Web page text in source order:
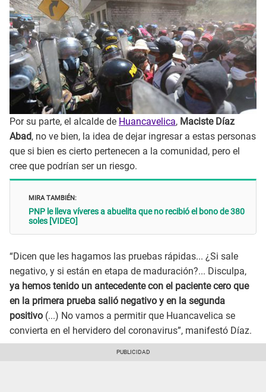
Por su parte, el alcalde de Huancavelica, Maciste Díaz
Abad, no ve bien, la idea de dejar ingresar a estas personas
que si bien es cierto pertenecen a la comunidad, pero el
cree que podrían ser un riesgo.
MIRA TAMBIÉN:
PNP le lleva víveres a abuelita que no recibió el bono de 380
soles [VIDEO]
“Dicen que les hagamos las pruebas rápidas... ¿Si sale
negativo, y si están en etapa de maduración?... Disculpa,
ya hemos tenido un antecedente con el paciente cero que
en la primera prueba salió negativo y en la segunda
positivo (...) No vamos a permitir que Huancavelica se
convierta en el hervidero del coronavirus”, manifestó Díaz.